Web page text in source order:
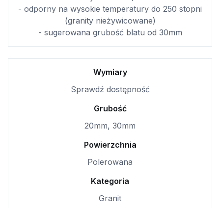
- odporny na wysokie temperatury do 250 stopni
(granity nieżywicowane)
- sugerowana grubość blatu od 30mm
Wymiary
Sprawdź dostępność
Grubość
20mm, 30mm
Powierzchnia
Polerowana
Kategoria
Granit